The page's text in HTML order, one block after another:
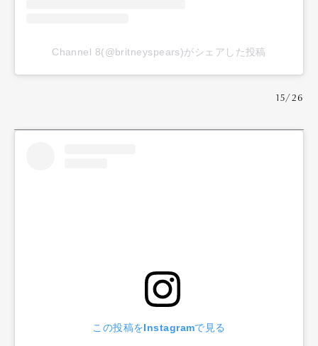
Channel 8(@britneyspears)がシェアした投稿
15/26
この投稿をInstagramで見る